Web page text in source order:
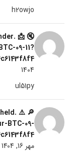
h2owjo
09-11?
🔇
1404
ul51py
BTC-09-
🔎
مهر 16, 1404